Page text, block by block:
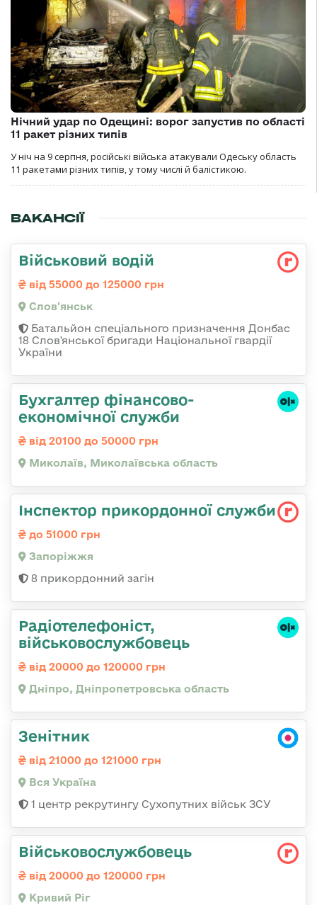
Нічний удар по Одещині: ворог запустив по області
11 ракет різних типів
У ніч на 9 серпня, російські війська атакували Одеську область
11 ракетами різних типів, у тому числі й балістикою.
ВАКАНСІЇ
Військовий водій
від 55000 до 125000 грн
Слов'янськ
Батальйон спеціального призначення Донбас
18 Слов'янської бригади Національної гвардії
України
Бухгалтер фінансово-
економічної служби
від 20100 до 50000 грн
Миколаїв, Миколаївська область
Інспектор прикордонної служби
до 51000 грн
Запоріжжя
8 прикордонний загін
Радіотелефоніст,
військовослужбовець
від 20000 до 120000 грн
Дніпро, Дніпропетровська область
Зенітник
від 21000 до 121000 грн
Вся Україна
1 центр рекрутингу Сухопутних військ ЗСУ
Військовослужбовець
від 20000 до 120000 грн
Кривий Ріг